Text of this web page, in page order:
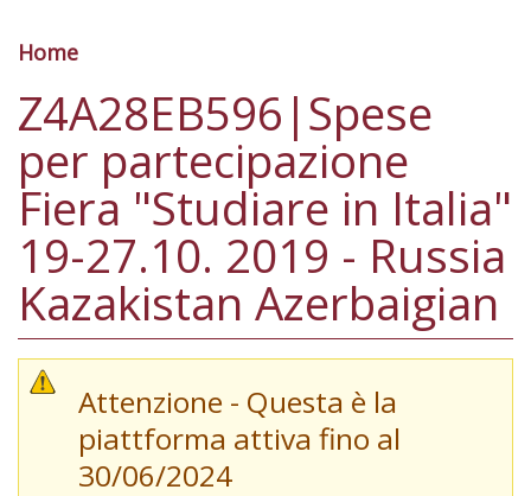
Tu sei qui
Home
Z4A28EB596|Spese
per partecipazione
Fiera "Studiare in Italia"
19-27.10. 2019 - Russia
Kazakistan Azerbaigian
Attenzione - Questa è la
piattforma attiva fino al
30/06/2024